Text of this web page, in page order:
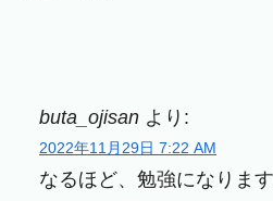
buta_ojisan より:
2022年11月29日 7:22 AM
なるほど、勉強になります